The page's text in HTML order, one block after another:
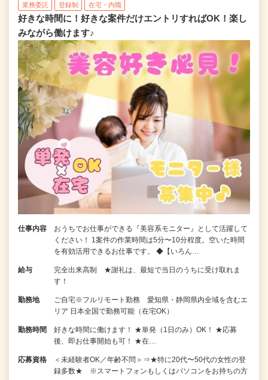
業務委託 登録制 在宅・内職
好きな時間に！好きな案件だけエントリすればOK！楽し
みながら働けます♪
仕事内容
おうちでお仕事ができる『美容系モニター』として活躍して
ください！ 1案件の作業時間は5分〜10分程度。空いた時間
を有効活用できるお仕事です。 ◆【いろん…
給与
完全出来高制 ★謝礼は、最短で当日のうちに受け取れま
す！
勤務地
ご自宅※フルリモート勤務 愛知県・静岡県内全域を含むエ
リア 日本全国で勤務可能（在宅OK）
勤務時間
好きな時間に働けます！ ★単発（1日のみ）OK！ ★応募
後、即お仕事開始も可！ ★在…
応募資格
＜未経験者OK／年齢不問＞⇒★特に20代〜50代の女性の登
録多数★ ※スマートフォンもしくはパソコンをお持ちの方